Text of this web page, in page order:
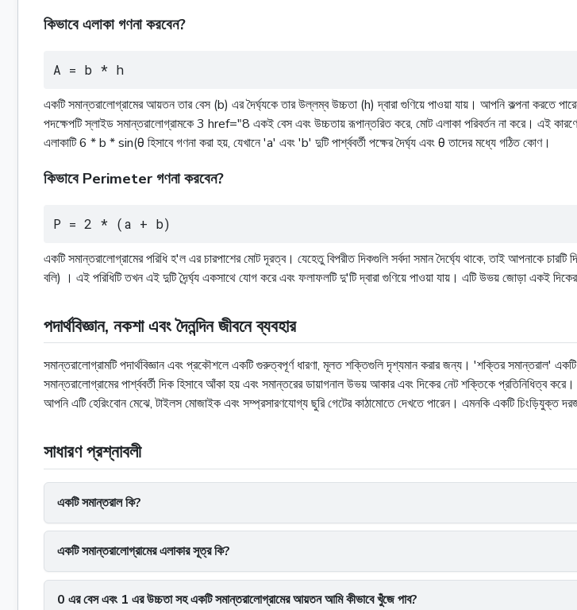
কিভাবে এলাকা গণনা করবেন?
A = b * h
একটি সমান্তরালোগ্রামের আয়তন তার বেস (b) এর দৈর্ঘ্যকে তার উল্লম্ব উচ্চতা (h) দ্বারা গুণিয়ে পাওয়া যায়। আপনি কল্পনা
পদক্ষেপটি স্লাইড সমান্তরালোগ্রামকে 3 href="8 একই বেস এবং উচ্চতায় রূপান্তরিত করে, মোট এলাকা পরিবর্তন না করে। এই
এলাকাটি 6 * b * sin(θ হিসাবে গণনা করা হয়, যেখানে 'a' এবং 'b' দুটি পার্শ্ববর্তী পক্ষের দৈর্ঘ্য এবং θ তাদের মধ্যে গঠিত কোণ।
কিভাবে Perimeter গণনা করবেন?
P = 2 * (a + b)
একটি সমান্তরালোগ্রামের পরিধি হ'ল এর চারপাশের মোট দূরত্ব। যেহেতু বিপরীত দিকগুলি সর্বদা সমান দৈর্ঘ্যে থাকে, তাই আপনাকে
বলি) । এই পরিধিটি তখন এই দুটি দৈর্র্ঘ্য একসাথে যোগ করে এবং ফলাফলটি দু'টি দ্বারা গুণিয়ে পাওয়া যায়। এটি উভয় জোড়া একই
পদার্থবিজ্ঞান, নকশা এবং দৈনন্দিন জীবনে ব্যবহার
সমান্তরালোগ্রামটি পদার্থবিজ্ঞান এবং প্রকৌশলে একটি গুরুত্বপূর্ণ ধারণা, মূলত শক্তিগুলি দৃশ্যমান করার জন্য। 'শক্তির সমান্তরাল'
সমান্তরালোগ্রামের পার্শ্ববর্তী দিক হিসাবে আঁকা হয় এবং সমান্তরের ডায়াগনাল উভয় আকার এবং দিকের নেট শক্তিকে প্রতিনিধিত্ব
আপনি এটি হেরিংবোন মেঝে, টাইলস মোজাইক এবং সম্প্রসারণযোগ্য ছুরি গেটের কাঠামোতে দেখতে পারেন। এমনকি একটি চিংড়িযুক্ত
সাধারণ প্রশ্নাবলী
একটি সমান্তরাল কি?
একটি সমান্তরালোগ্রামের এলাকার সূত্র কি?
0 এর বেস এবং 1 এর উচ্চতা সহ একটি সমান্তরালোগ্রামের আয়তন আমি কীভাবে খুঁজে পাব?